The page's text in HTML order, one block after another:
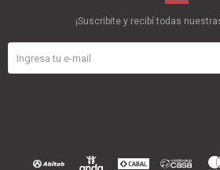
¡Suscribite y recibí todas